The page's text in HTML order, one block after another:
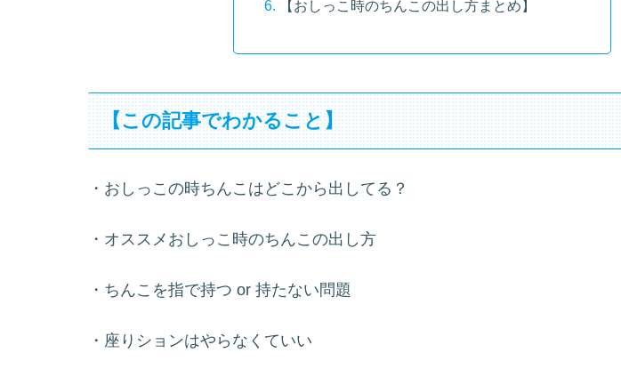
【おしっこ時のちんこの出し方まとめ】
【この記事でわかること】
・おしっこの時ちんこはどこから出してる？
・オススメおしっこ時のちんこの出し方
・ちんこを指で持つ or 持たない問題
・座りションはやらなくていい